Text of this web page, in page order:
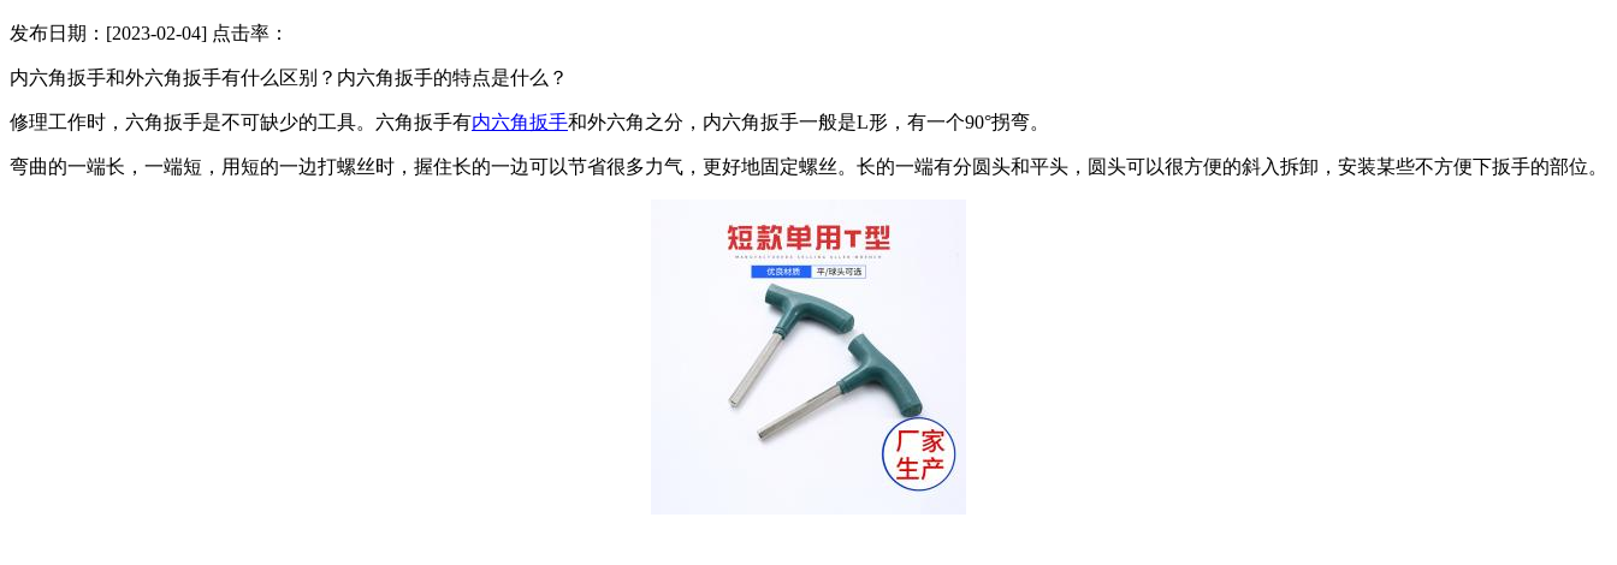
发布日期：[2023-02-04] 点击率：
内六角扳手和外六角扳手有什么区别？内六角扳手的特点是什么？
修理工作时，六角扳手是不可缺少的工具。六角扳手有内六角扳手和外六角之分，内六角扳手一般是L形，有一个90°拐弯。
弯曲的一端长，一端短，用短的一边打螺丝时，握住长的一边可以节省很多力气，更好地固定螺丝。长的一端有分圆头和平头，圆头可以很方便的斜入拆卸，安装某些不方便下扳手的部位。